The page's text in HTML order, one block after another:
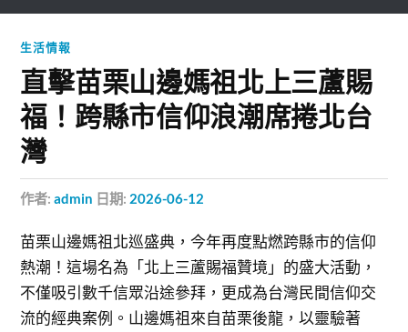
生活情報
直擊苗栗山邊媽祖北上三蘆賜
福！跨縣市信仰浪潮席捲北台
灣
作者:admin 日期: 2026-06-12
苗栗山邊媽祖北巡盛典，今年再度點燃跨縣市的信仰
熱潮！這場名為「北上三蘆賜福贊境」的盛大活動，
不僅吸引數千信眾沿途參拜，更成為台灣民間信仰交
流的經典案例。山邊媽祖來自苗栗後龍，以靈驗著